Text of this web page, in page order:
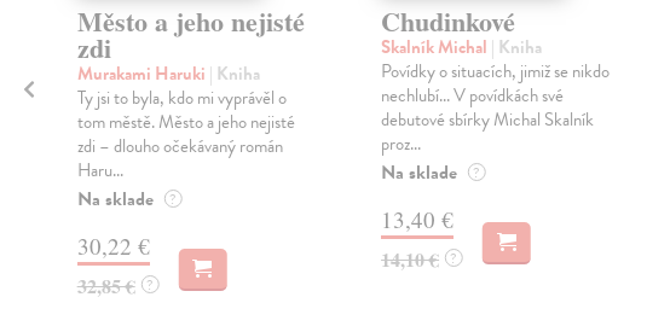
Město a jeho nejisté
zdi
Murakami Haruki | Kniha
Ty jsi to byla, kdo mi vyprávěl o
tom městě. Město a jeho nejisté
zdi – dlouho očekávaný román
Haru...
Na sklade ?
30,22 €
32,85 € ?
Chudinkové
Skalník Michal | Kniha
Povídky o situacích, jimiž se nikdo
nechlubí... V povídkách své
debutové sbírky Michal Skalník
proz...
Na sklade ?
13,40 €
14,10 € ?